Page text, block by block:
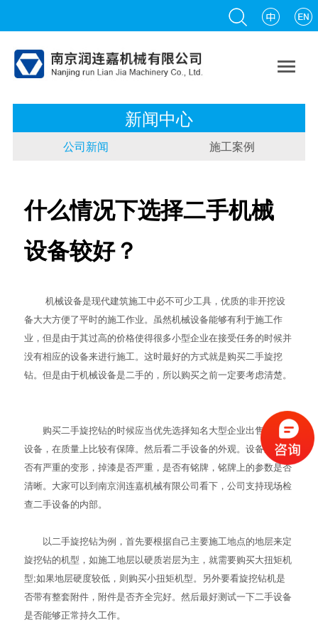

新闻中心
公司新闻 施工案例
什么情况下选择二手机械
设备较好？
机械设备是现代建筑施工中必不可少工具，优质的非开挖设
备大大方便了平时的施工作业。虽然机械设备能够有利于施工作
业，但是由于其过高的价格使得很多小型企业在接受任务的时候并
没有相应的设备来进行施工。这时最好的方式就是购买二手旋挖
钻。但是由于机械设备是二手的，所以购买之前一定要考虑清楚。
购买二手旋挖钻的时候应当优先选择知名大型企业出售的二手
设备，在质量上比较有保障。然后看二手设备的外观。设备外壳是
否有严重的变形，掉漆是否严重，是否有铭牌，铭牌上的参数是否
清晰。大家可以到南京润连嘉机械有限公司看下，公司支持现场检
查二手设备的内部。
以二手旋挖钻为例，首先要根据自己主要施工地点的地层来定
旋挖钻的机型，如施工地层以硬质岩层为主，就需要购买大扭矩机
型;如果地层硬度较低，则购买小扭矩机型。另外要看旋挖钻机是
否带有整套附件，附件是否齐全完好。然后最好测试一下二手设备
是否能够正常持久工作。